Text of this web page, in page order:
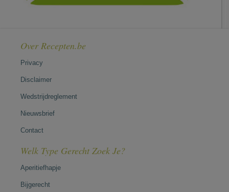
Over Recepten.be
Privacy
Disclaimer
Wedstrijdreglement
Nieuwsbrief
Contact
Welk Type Gerecht Zoek Je?
Aperitiefhapje
Bijgerecht